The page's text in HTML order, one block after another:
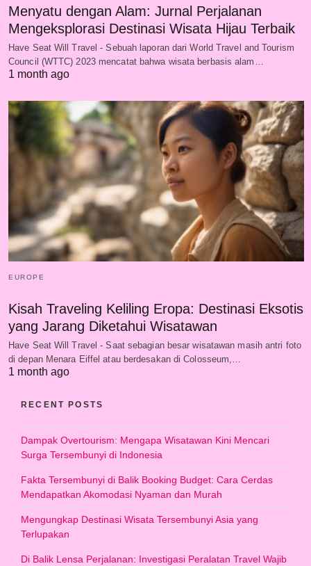
Menyatu dengan Alam: Jurnal Perjalanan
Mengeksplorasi Destinasi Wisata Hijau Terbaik
Have Seat Will Travel - Sebuah laporan dari World Travel and Tourism
Council (WTTC) 2023 mencatat bahwa wisata berbasis alam…
1 month ago
EUROPE
Kisah Traveling Keliling Eropa: Destinasi Eksotis
yang Jarang Diketahui Wisatawan
Have Seat Will Travel - Saat sebagian besar wisatawan masih antri foto
di depan Menara Eiffel atau berdesakan di Colosseum,…
1 month ago
RECENT POSTS
Dampak Overtourism: Mengapa Wisatawan Kini Mencari
Surga Tersembunyi di Indonesia
Fakta Tersembunyi di Balik Booking Budget: Cara Cerdas
Mendapatkan Akomodasi Nyaman dan Murah
Mengungkap Destinasi Wisata Tersembunyi Asia yang
Terlupakan
Di Balik Lensa Perjalanan: Investigasi Peralatan Travel Wajib